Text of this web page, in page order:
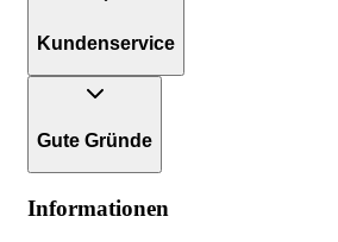
Kundenservice
Gute Gründe
Informationen